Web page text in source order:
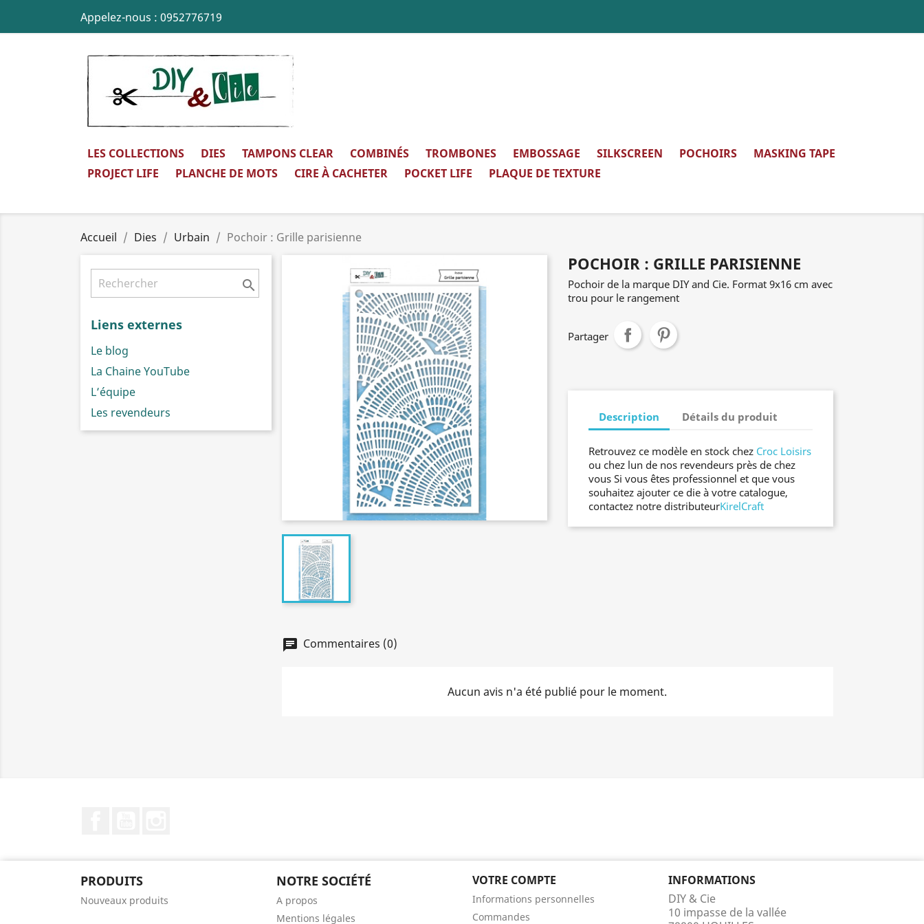
Appelez-nous : 0952776719
LES COLLECTIONS DIES TAMPONS CLEAR COMBINÉS TROMBONES EMBOSSAGE SILKSCREEN POCHOIRS
MASKING TAPE
PROJECT LIFE
PLANCHE DE MOTS CIRE À CACHETER POCKET LIFE PLAQUE DE TEXTURE
Accueil Dies Urbain Pochoir : Grille parisienne

Liens externes
Le blog
La Chaine YouTube
L’équipe
Les revendeurs
POCHOIR : GRILLE PARISIENNE
Pochoir de la marque DIY and Cie. Format 9x16 cm avec
trou pour le rangement
Partager
Description Détails du produit
Retrouvez ce modèle en stock chez Croc Loisirs
ou chez lun de nos revendeurs près de chez
vous Si vous êtes professionnel et que vous
souhaitez ajouter ce die à votre catalogue,
contactez notre distributeurKirelCraft
chat Commentaires (0)
Aucun avis n'a été publié pour le moment.
PRODUITS
Nouveaux produits
NOTRE SOCIÉTÉ
A propos
Mentions légales
VOTRE COMPTE
Informations personnelles
Commandes
INFORMATIONS
DIY & Cie
10 impasse de la vallée